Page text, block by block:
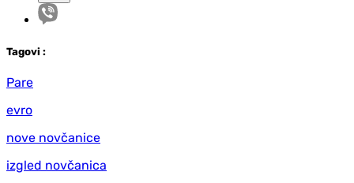
Tagovi :
Pare
evro
nove novčanice
izgled novčanica